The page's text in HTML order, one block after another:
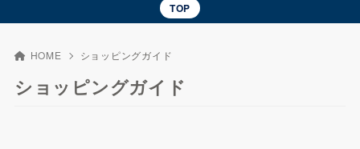
TOP
HOME ショッピングガイド
ショッピングガイド